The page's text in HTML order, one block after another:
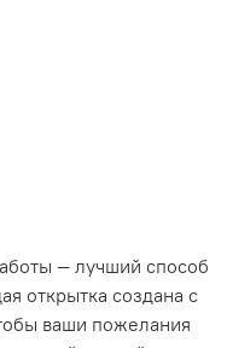
— лучший способ
открытка создана с
ваши пожелания